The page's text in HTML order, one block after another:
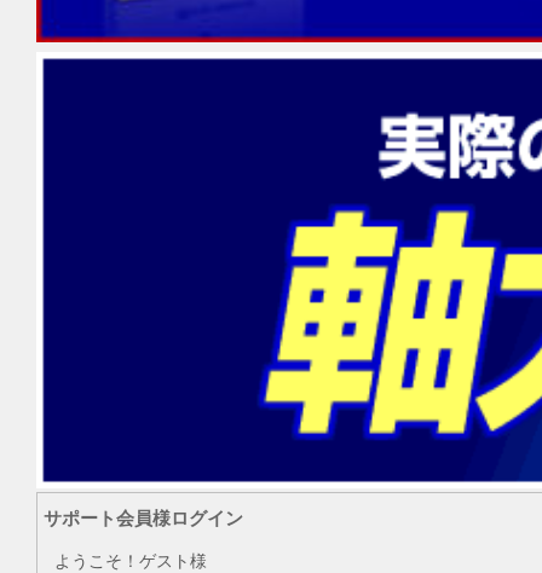
サポート会員様ログイン
ようこそ！ゲスト様